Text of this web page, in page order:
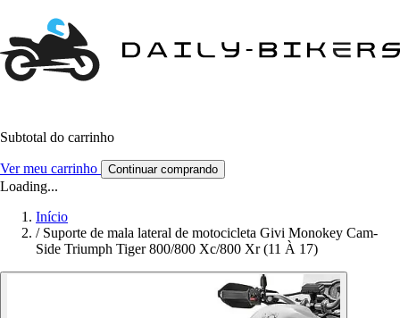
Subtotal do carrinho
Ver meu carrinho Continuar comprando
Loading...
Início
/ Suporte de mala lateral de motocicleta Givi Monokey Cam-
Side Triumph Tiger 800/800 Xc/800 Xr (11 À 17)